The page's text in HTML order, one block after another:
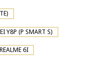
Y8P (P SMART S)
REALME 6I